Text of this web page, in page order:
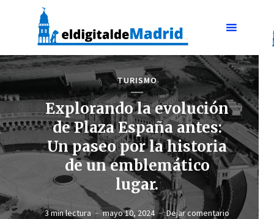
TURISMO
Explorando la evolución
de Plaza España antes:
Un paseo por la historia
de un emblemático
lugar.
3 min lectura mayo 10, 2024 Dejar comentario